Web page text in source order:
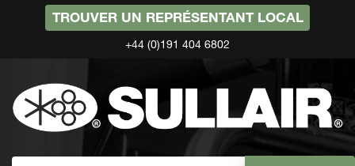
TROUVER UN REPRÉSENTANT LOCAL
+44 (0)191 404 6802